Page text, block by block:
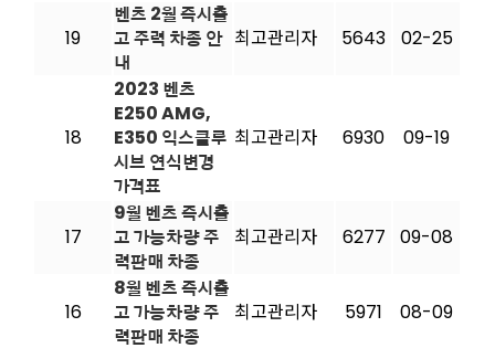
19
벤츠 2월 즉시출
고 주력 차종 안
내
최고관리자 5643 02-25
18
2023 벤츠
E250 AMG,
E350 익스클루
시브 연식변경
가격표
최고관리자 6930 09-19
17
9월 벤츠 즉시출
고 가능차량 주
력판매 차종
최고관리자 6277 09-08
16
8월 벤츠 즉시출
고 가능차량 주
력판매 차종
최고관리자 5971 08-09